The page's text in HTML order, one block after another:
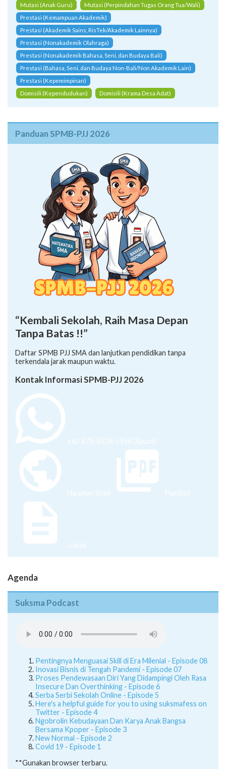
Mutasi (Anak Guru)
Mutasi (Perpindahan Tugas Orang Tua/Wali)
Prestasi (Kemampuan Akademik)
Prestasi (Akademik Sains, RisTek/Akademik Lainnya)
Prestasi (Nonakademik Olahraga)
Prestasi (Nonakademik Bahasa, Seni, dan Budaya Bali)
Prestasi (Bahasa, Seni, dan Budaya Non-Bali/Non Akademik Lain)
Prestasi (Kepemimpinan)
Domisili (Kependudukan)
Domisili (Krama Desa Adat)
Panduan SPMB-PJJ 2026
“Kembali Sekolah, Raih Masa Depan
Tanpa Batas !!”
Daftar SPMB PJJ SMA dan lanjutkan pendidikan tanpa
terkendala jarak maupun waktu.
Kontak Informasi SPMB-PJJ 2026
+62 878-8528-5958 (Ayumi)
Halaman Web Pamflet
Juknis
Agenda
Suksma Podcast
Pentingnya Menguasai Skill di Era Milenial - Episode 08
Inovasi Bisnis di Tengah Pandemi - Episode 07
Proses Pendewasaan Diri Yang Didampingi Oleh Rasa
Insecure Dan Overthinking - Episode 6
Serba Serbi Sekolah Online - Episode 5
Here's a helpful guide for you to using suksmafess on
Twitter - Episode 4
Ngobrolin Kebudayaan Dan Karya Anak Bangsa
Bersama Kpoper - Episode 3
New Normal - Episode 2
Covid 19 - Episode 1
**Gunakan browser terbaru.